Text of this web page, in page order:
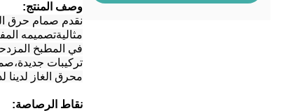
وصف المنتج:
نقدم صمام حرق
مثاليةتصميمه
في المطبخ
تركيبات
محرق الغاز
نقاط الرصاصة: